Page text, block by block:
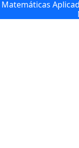
Matemáticas